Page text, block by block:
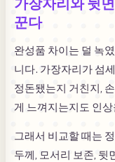
꾼다
완성품 차이는 덜 녹
니다. 가장자리가 섬
정돈됐는지 거친지,
게 느껴지는지도 인
그래서 비교할 때는
두께, 모서리 보존, 뒷